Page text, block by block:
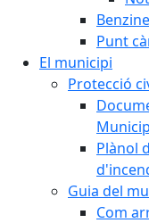
Punt
El municipi
Protecció
Plànol
Guia del
Com